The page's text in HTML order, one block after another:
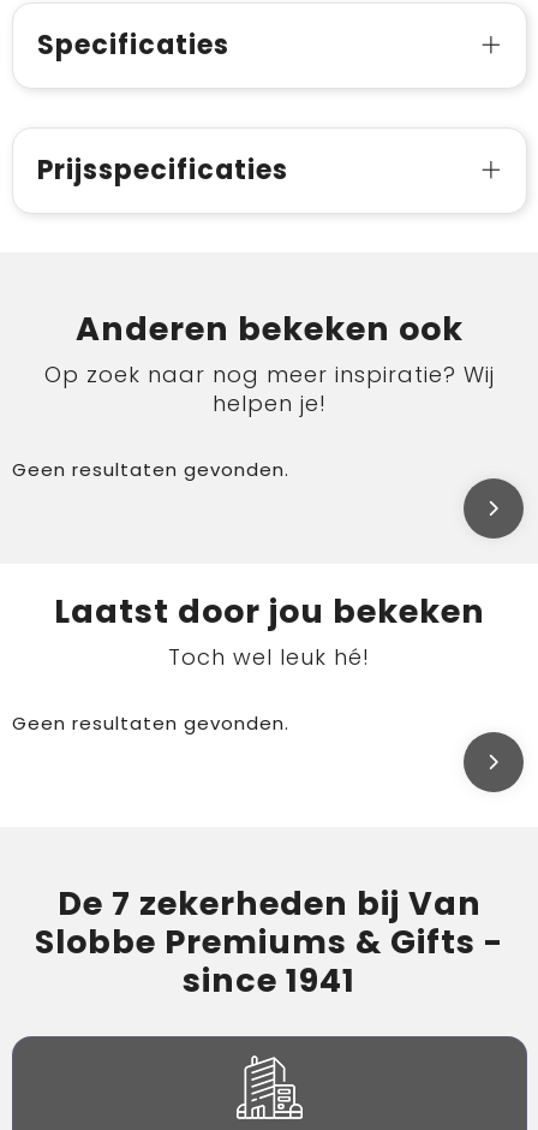
Specificaties
Prijsspecificaties
Anderen bekeken ook
Op zoek naar nog meer inspiratie? Wij
helpen je!
Geen resultaten gevonden.
Laatst door jou bekeken
Toch wel leuk hé!
Geen resultaten gevonden.
De 7 zekerheden bij Van
Slobbe Premiums & Gifts -
since 1941